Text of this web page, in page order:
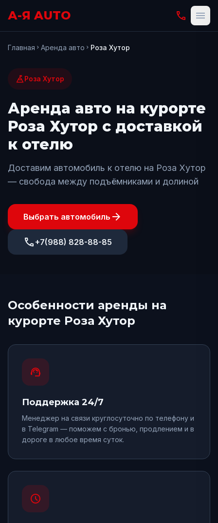
А-Я AUTO phone menu
Главная chevron_right Аренда авто chevron_right Роза Хутор
mountain_flagРоза Хутор
Аренда авто на курорте
Роза Хутор с доставкой
к отелю
Доставим автомобиль к отелю на Роза Хутор
— свобода между подъёмниками и долиной
Выбрать автомобиль arrow_forward
phone +7(988) 828-88-85
Особенности аренды на
курорте Роза Хутор
support_agent
Поддержка 24/7
Менеджер на связи круглосуточно по телефону и
в Telegram — поможем с бронью, продлением и в
дороге в любое время суток.
schedule